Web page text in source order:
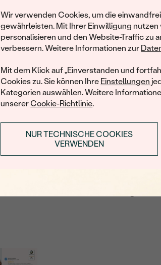
Wir verwenden Cookies, um die
gewährleisten. Mit Ihrer Einwilligung
personalisieren und den Website-Traffic zu
verbessern. Weitere Informationen zur
Mit dem Klick auf „Einverstanden und
Cookies zu. Sie können Ihre Einstellungen
Kategorien auswählen. Weitere
unserer Cookie-Richtlinie.
NUR TECHNISCHE COOKIES
VERWENDEN
Leider hat dieses Schmuckstück
informiert werden möchten,
E-Mail
MIR EINE
Mit meinem Klicken